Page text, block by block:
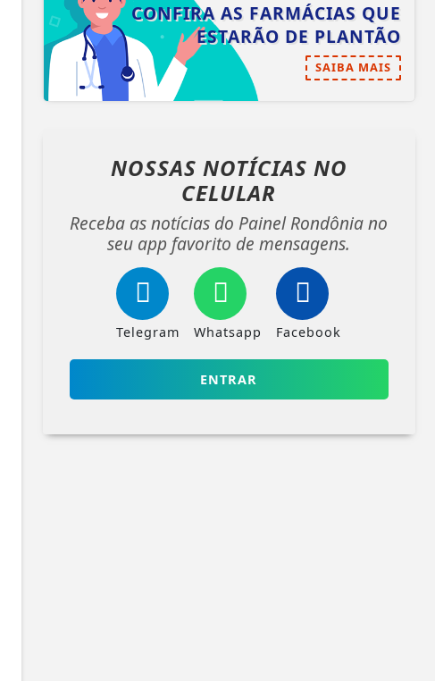
CONFIRA AS FARMÁCIAS QUE
ESTARÃO DE PLANTÃO
SAIBA MAIS
NOSSAS NOTÍCIAS NO
CELULAR
Receba as notícias do Painel Rondônia no
seu app favorito de mensagens.
Telegram Whatsapp Facebook
ENTRAR